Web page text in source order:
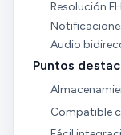
Resolución
Audio
Puntos
Compatible